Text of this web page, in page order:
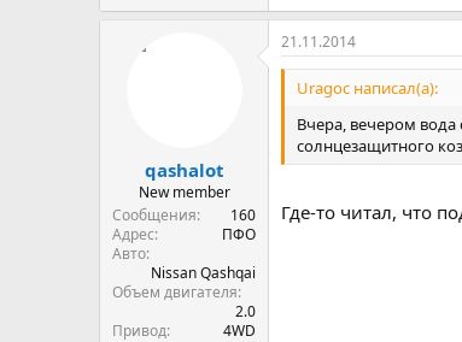
qashalot
New member
Сообщения
160
Адрес
ПФО
Авто
Nissan Qashqai
Объем двигателя
2.0
Привод
4WD
21.11.2014
Uragoc написал(а):
Вчера, вечером
солнцезащитного
Где-то читал, что